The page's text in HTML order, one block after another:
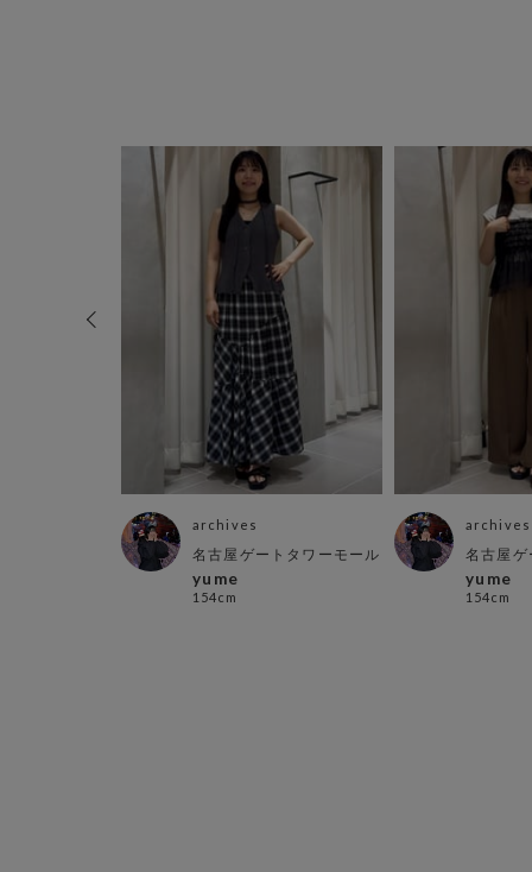
archives
名古屋ゲートタワーモール
yume
154cm
archives
名古屋
yume
154cm